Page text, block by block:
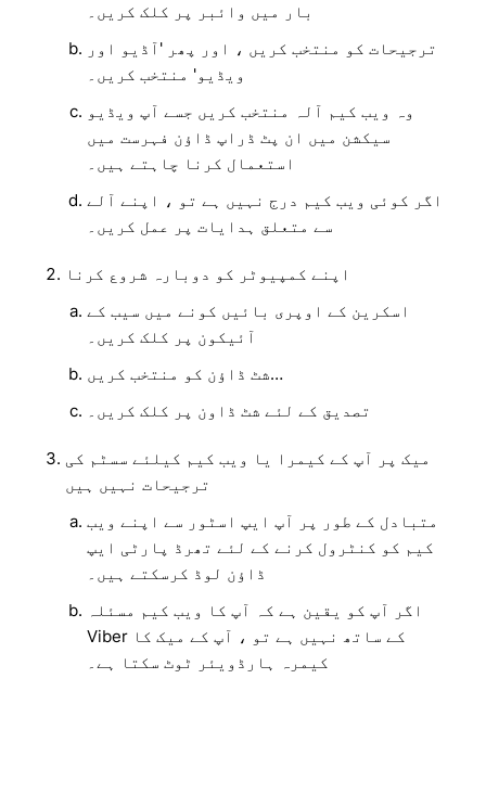
بار میں وائبر پر کلک کریں۔
ترجیحات کو منتخب کریں ، اور پھر 'آڈیو اور
ویڈیو' منتخب کریں۔
وہ ویب کیم آلہ منتخب کریں جسے آپ ویڈیو
سیکشن میں ان پٹ ڈراپ ڈاؤن فہرست میں
استعمال کرنا چاہتے ہیں۔
اگر کوئی ویب کیم درج نہیں ہے تو ، اپنے آلے
سے متعلق ہدایات پر عمل کریں۔
اپنے کمپیوٹر کو دوبارہ شروع کرنا
اسکرین کے اوپری بائیں کونے میں سیب کے
آئیکون پر کلک کریں۔
شٹ ڈاؤن کو منتخب کریں…
تصدیق کے لئے شٹ ڈاون پر کلک کریں۔
میک پر آپ کے کیمرا یا ویب کیم کیلئے سسٹم کی
ترجیحات نہیں ہیں
متبادل کے طور پر آپ ایپ اسٹور سے اپنے ویب
کیم کو کنٹرول کرنے کے لئے تھرڈ پارٹی ایپ
ڈاؤن لوڈ کرسکتے ہیں۔
اگر آپ کو یقین ہے کہ آپ کا ویب کیم مسئلہ
Viber کے ساتھ نہیں ہے تو ، آپ کے میک کا
کیمرہ ہارڈویئر ٹوٹ سکتا ہے۔